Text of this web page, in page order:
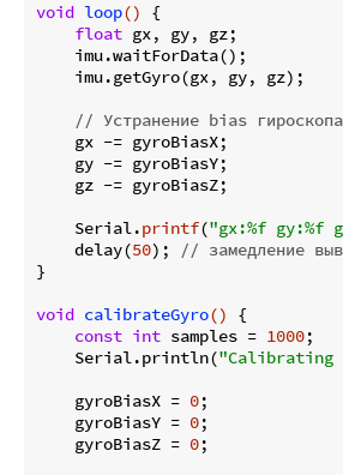
void loop()
{
float gx, gy, gz;
    imu.waitForData();
    imu.getGyro(gx, gy, gz);
// Устранение bias гироскопа
    gx -= gyroBiasX;
    gy -= gyroBiasY;
    gz -= gyroBiasZ;
    Serial.
printf("gx:%f gy:%f
    delay(
50);
// замедление
}
void calibrateGyro()
{
const int samples = 1000;
    Serial.println(
    gyroBiasX =
0;
    gyroBiasY =
0;
    gyroBiasZ =
0;